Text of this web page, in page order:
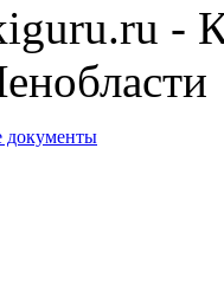
-
документы